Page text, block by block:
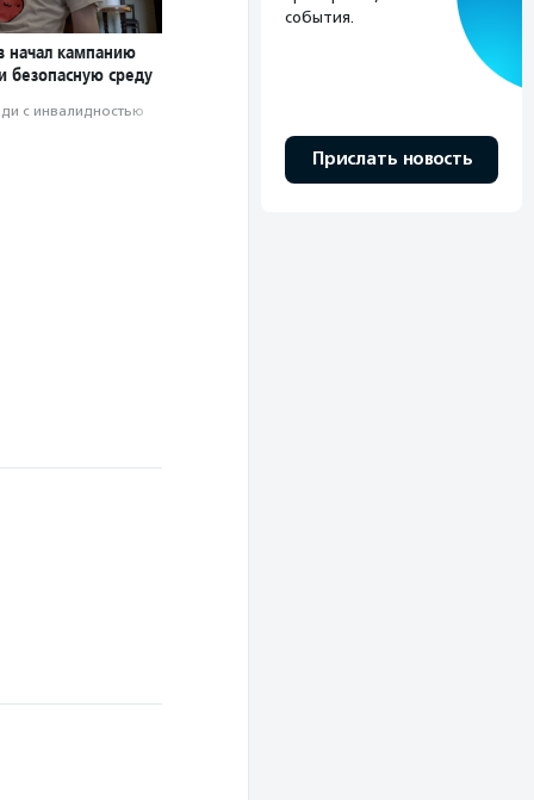
начал кампанию
безопасную среду
с инвалидностью
события.
Прислать новость